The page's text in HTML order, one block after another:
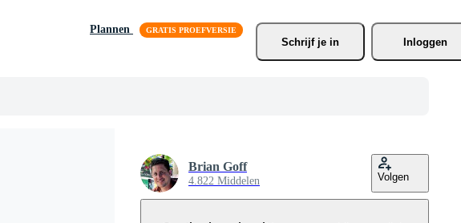
Plannen
Schrijf je in Inloggen
Brian Goff
4.822 Middelen Volgen